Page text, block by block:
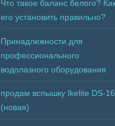
Что такое баланс белого?
его установить правильно?
Принадлежности для
профессионального
водолазного оборудования
продам вспышку Ikelite DS-
(новая)